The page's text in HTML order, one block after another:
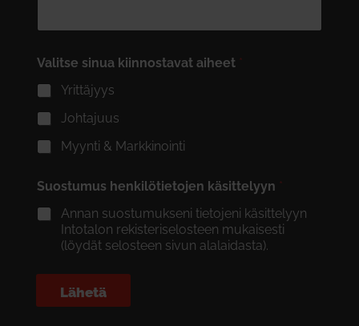
Valitse sinua kiinnostavat aiheet *
Yrittäjyys
Johtajuus
Myynti & Markkinointi
Suostumus henkilötietojen käsittelyyn *
Annan suostumukseni tietojeni käsittelyyn
Intotalon rekisteriselosteen mukaisesti
(löydät selosteen sivun alalaidasta).
Lähetä